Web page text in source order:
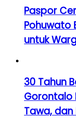
Paspor
Pohuwato
untuk
30 Tahun
Gorontalo
Tawa,